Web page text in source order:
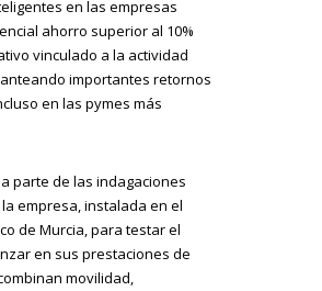
en las empresas
ahorro superior al 10%
vinculado a la actividad
importantes retornos
en las pymes más
parte de las indagaciones
empresa, instalada en el
de Murcia, para testar el
en sus prestaciones de
movilidad,